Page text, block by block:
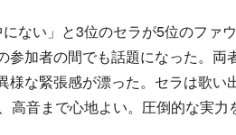
ない」と3位のセラが5位のファ
参加者の間でも話題になった。両
様な緊張感が漂った。セラは歌い
高音まで心地よい。圧倒的な実力